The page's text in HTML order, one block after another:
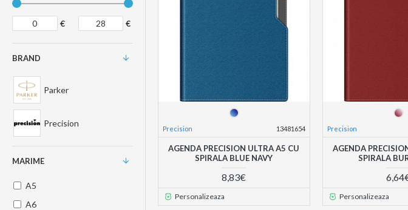
€ €
BRAND
Parker
Precision
MARIME
A5
A6
Precision 13481654
AGENDA PRECISION ULTRA A5 CU
SPIRALA BLUE NAVY
8,83€
Personalizeaza
Precision
AGENDA
SPIRALA
Personalizeaza